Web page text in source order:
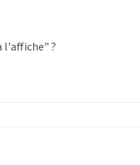
l'affiche" ?